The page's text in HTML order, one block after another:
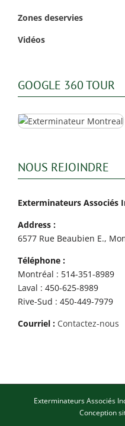
Zones deservies
Vidéos
GOOGLE 360 TOUR
NOUS REJOINDRE
Exterminateurs Associés
Address :
6577 Rue Beaubien E.,
Téléphone :
Montréal : 514-351-8989
Laval : 450-625-8989
Rive-Sud : 450-449-7979
Courriel : Contactez-nous
Exterminateurs Associés
Conception